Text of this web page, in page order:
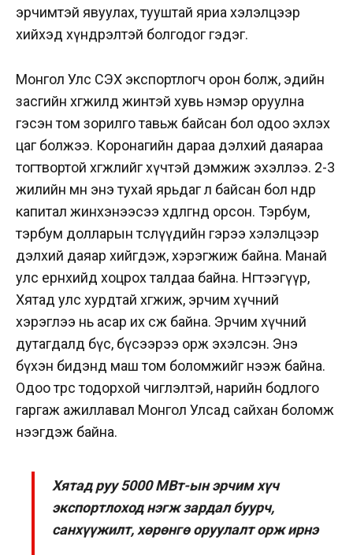
эрчимтэй явуулах, тууштай яриа хэлэлцээр
хийхэд хүндрэлтэй болгодог гэдэг.
Монгол Улс СЭХ экспортлогч орон болж, эдийн
засгийн хөгжилд жинтэй хувь нэмэр оруулна
гэсэн том зорилго тавьж байсан бол одоо эхлэх
цаг болжээ. Коронагийн дараа дэлхий даяараа
тогтвортой хөгжлийг хүчтэй дэмжиж эхэллээ. 2-3
жилийн өмнө энэ тухай ярьдаг л байсан бол өнөөдөр
капитал жинхэнээсээ хөдөлгөөнд орсон. Тэрбум,
тэрбум долларын төслүүдийн гэрээ хэлэлцээр
дэлхий даяар хийгдэж, хэрэгжиж байна. Манай
улс ерөнхийдөө хоцрох талдаа байна. Нөгөөтээгүүр,
Хятад улс хурдтай хөгжиж, эрчим хүчний
хэрэглээ нь асар их өсөж байна. Эрчим хүчний
дутагдалд бүс, бүсээрээ орж эхэлсэн. Энэ
бүхэн бидэнд маш том боломжийг нээж байна.
Одоо төрөөс тодорхой чиглэлтэй, нарийн бодлого
гаргаж ажиллавал Монгол Улсад сайхан боломж
нээгдэж байна.
Хятад руу 5000 МВт-ын эрчим хүч
экспортлоход нэгж зардал буурч,
санхүүжилт, хөрөнгө оруулалт орж ирнэ